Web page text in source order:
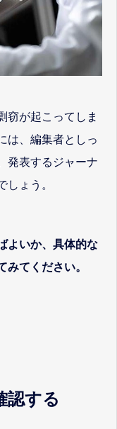
窃が起こってしま
は、編集者としっ
発表するジャーナ
しょう。
よいか、具体的な
てください。
認する